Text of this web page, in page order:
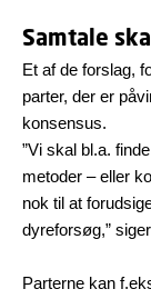
Samtale
Et af de forslag,
parter, der er
konsensus.
”Vi skal bl.a.
metoder – eller
nok til at
dyreforsøg,”
Parterne kan